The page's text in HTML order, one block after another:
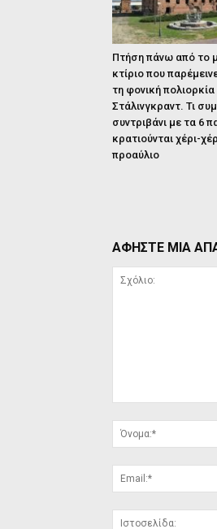
Πτήση πάνω από το
κτίριο που
τη φονική
Στάλινγκραντ. Τι
συντριβάνι με τα 6
κρατιούνται χέρι-
προαύλιο
ΑΦΗΣΤΕ ΜΙΑ